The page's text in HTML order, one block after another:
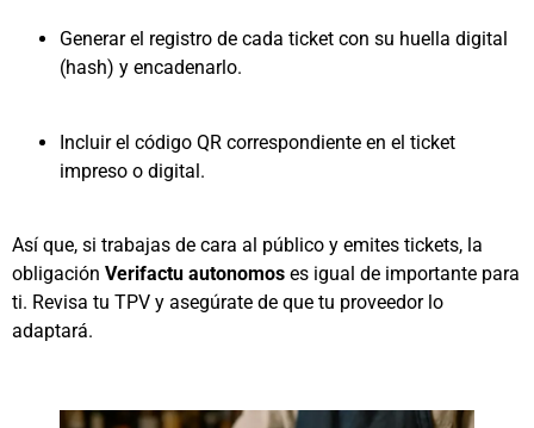
Generar el registro de cada ticket con su huella digital
(hash) y encadenarlo.
Incluir el código QR correspondiente en el ticket
impreso o digital.
Así que, si trabajas de cara al público y emites tickets, la
obligación Verifactu autonomos es igual de importante para
ti. Revisa tu TPV y asegúrate de que tu proveedor lo
adaptará.